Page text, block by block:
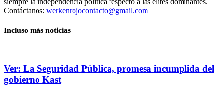
siempre la independencia política respecto a las élites dominantes.
Contáctanos: werkenrojocontacto@gmail.com
Incluso más noticias
Ver: La Seguridad Pública, promesa incumplida del
gobierno Kast